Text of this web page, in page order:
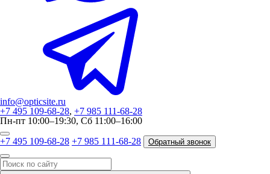
info@opticsite.ru
+7 495 109-68-28, +7 985 111-68-28
Пн-пт 10:00–19:30, Сб 11:00–16:00
+7 495 109-68-28 +7 985 111-68-28 Обратный звонок